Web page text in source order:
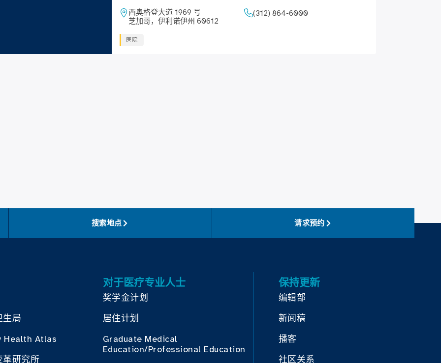
西奥格登大道 1969 号
芝加哥，伊利诺伊州 60612
(312) 864-6000
医院
搜索地点 请求预约
生局
Health Atlas
革研究所
对于医疗专业人士
奖学金计划
居住计划
Graduate Medical
Education/Professional Education
保持更新
编辑部
新闻稿
播客
社区关系